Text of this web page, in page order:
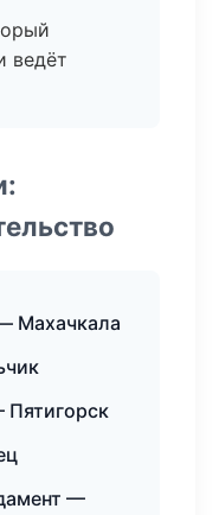
ведёт
Махачкала
—